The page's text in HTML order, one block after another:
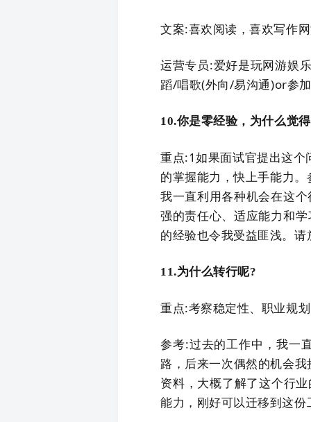
文案:喜欢阅读，喜欢写作
运营专员:爱好是玩网游娱
蹈/唱歌(外向/易沟通)or参
10.你是零经验，为什么觉
重点:1如果面试官提出这个
的掌握能力，快上手能力
我一直利用各种机会在这
强的责任心、适应能力和
的经验也令我受益匪浅。
11.为什么转行呢?
重点:考察稳定性、职业规划
参考:过去的工作中，我一
路，后来一次偶然的机会
资料，大概了解了这个行
能力，刚好可以迁移到这份